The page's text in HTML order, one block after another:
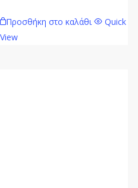
Προσθήκη στο καλάθι
Quick
View